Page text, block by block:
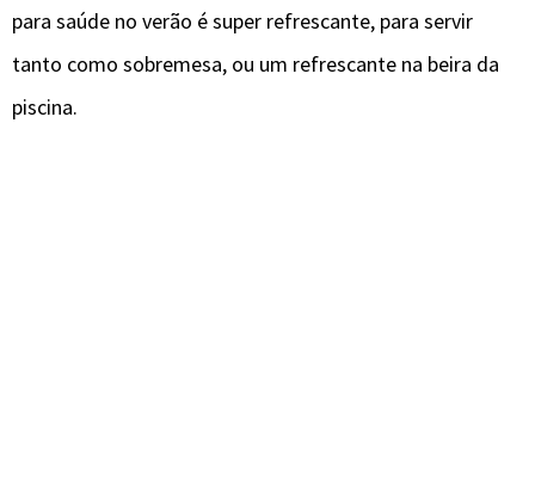
para saúde no verão é super refrescante, para servir
tanto como sobremesa, ou um refrescante na beira da
piscina.